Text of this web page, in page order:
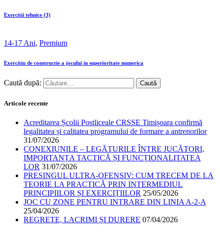
Exercitii tehnice (3)
14-17 Ani, Premium
Exercitiu de constructie a jocului in superioritate numerica
Caută după:
Articole recente
Acreditarea Școlii Postliceale CRSSE Timișoara confirmă
legalitatea și calitatea programului de formare a antrenorilor
31/07/2026
CONEXIUNILE – LEGĂTURILE ÎNTRE JUCĂTORI,
IMPORTANȚA TACTICĂ ȘI FUNCȚIONALITATEA
LOR 31/07/2026
PRESINGUL ULTRA-OFENSIV: CUM TRECEM DE LA
TEORIE LA PRACTICĂ PRIN INTERMEDIUL
PRINCIPIILOR ȘI EXERCIȚIILOR 25/05/2026
JOC CU ZONE PENTRU INTRARE DIN LINIA A-2-A
25/04/2026
REGRETE, LACRIMI ȘI DURERE 07/04/2026